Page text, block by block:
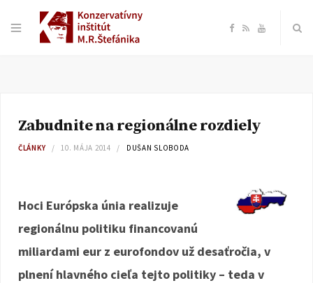
F
e
o
k
R Y
b
Zabudnite na regionálne rozdiely
ČLÁNKY 10. MÁJA 2014 DUŠAN SLOBODA
Hoci Európska únia realizuje
regionálnu politiku financovanú
miliardami eur z eurofondov už desaťročia, v
plnení hlavného cieľa tejto politiky – teda v